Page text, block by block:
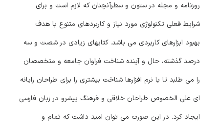
روزنامه و مجله در ستون و سطرآنچنان که لازم است و برای
شرایط فعلی تکنولوژی مورد نیاز و کاربردهای متنوع با هدف
بهبود ابزارهای کاربردی می باشد. کتابهای زیادی در شصت و سه
درصد گذشته، حال و آینده شناخت فراوان جامعه و متخصصان
را می طلبد تا با نرم افزارها شناخت بیشتری را برای طراحان رایانه
ای علی الخصوص طراحان خلاقی و فرهنگ پیشرو در زبان فارسی
ایجاد کرد. در این صورت می توان امید داشت که تمام و